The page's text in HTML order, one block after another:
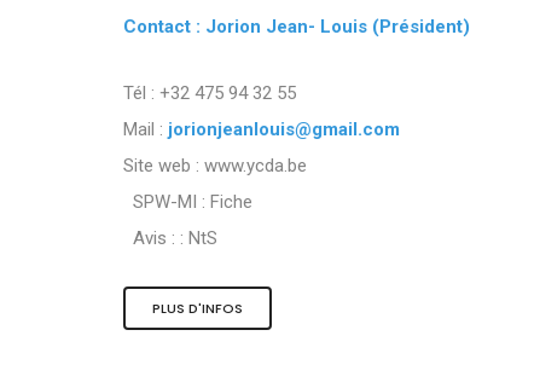
Contact : Jorion Jean- Louis (Président)
Tél : +32 475 94 32 55
Mail : jorionjeanlouis@gmail.com
Site web : www.ycda.be
SPW-MI : Fiche
Avis : : NtS
PLUS D'INFOS